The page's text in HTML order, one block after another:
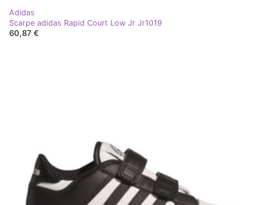
Adidas
Scarpe adidas Rapid Court Low Jr Jr1019
60,87 €